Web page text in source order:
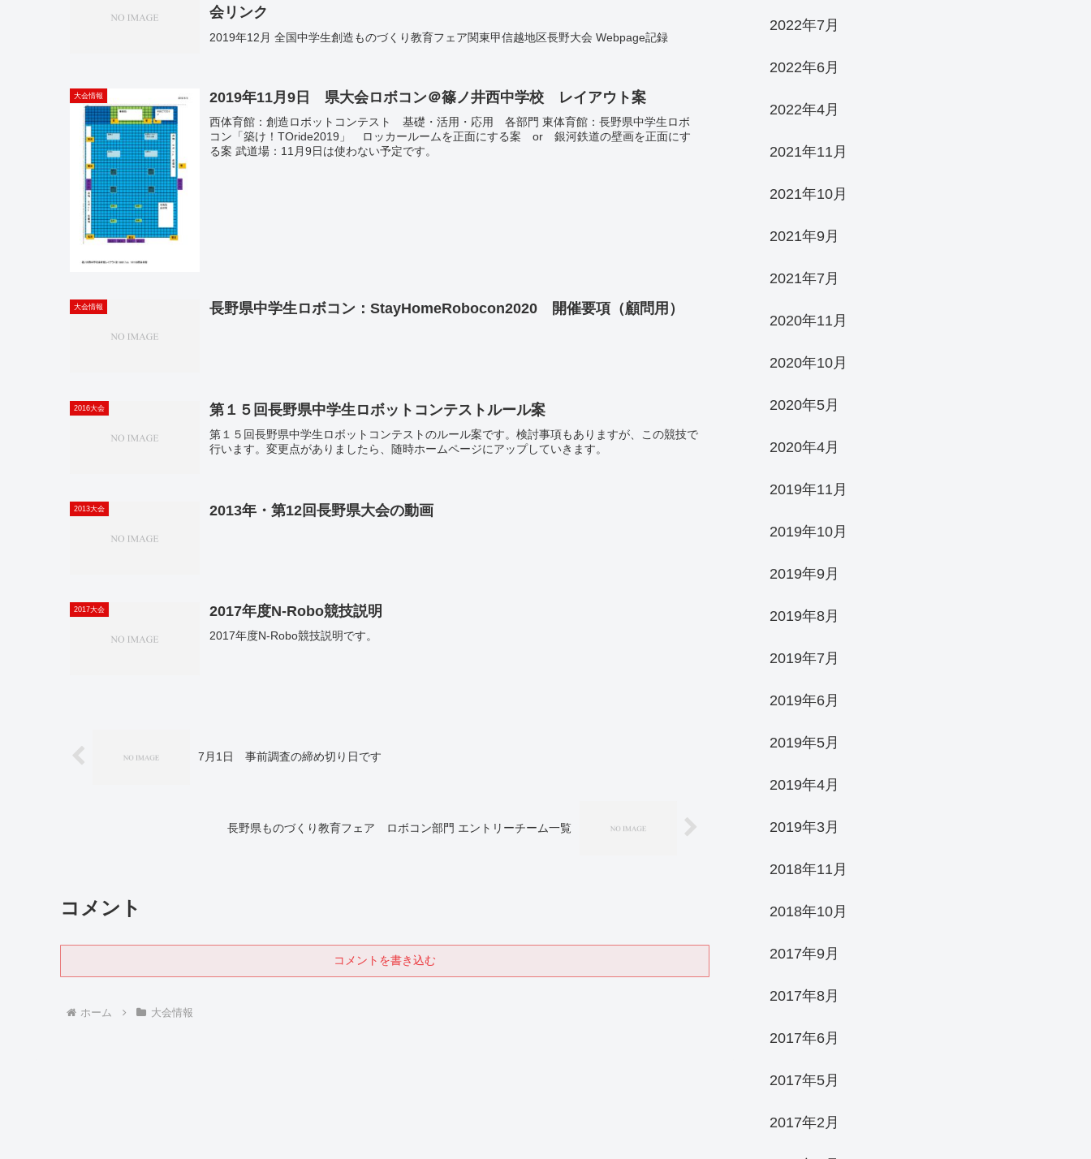
会リンク
2019年12月 全国中学生創造ものづくり教育フェア関東甲信越地区長野大会 Webpage記録
大会情報 2019年11月9日 県大会ロボコン＠篠ノ井西中学校 レイアウト案
西体育館：創造ロボットコンテスト 基礎・活用・応用 各部門 東体育館：長野県中学生ロボ
コン「築け！TOride2019」 ロッカールームを正面にする案 or 銀河鉄道の壁画を正面にす
る案 武道場：11月9日は使わない予定です。
大会情報 長野県中学生ロボコン：StayHomeRobocon2020 開催要項（顧問用）
2016大会 第１５回長野県中学生ロボットコンテストルール案
第１５回長野県中学生ロボットコンテストのルール案です。検討事項もありますが、この競技で
行います。変更点がありましたら、随時ホームページにアップしていきます。
2013大会 2013年・第12回長野県大会の動画
2017大会 2017年度N-Robo競技説明
2017年度N-Robo競技説明です。
7月1日 事前調査の締め切り日です
長野県ものづくり教育フェア ロボコン部門 エントリーチーム一覧
コメント
コメントを書き込む
ホーム 大会情報
2022年7月
2022年6月
2022年4月
2021年11月
2021年10月
2021年9月
2021年7月
2020年11月
2020年10月
2020年5月
2020年4月
2019年11月
2019年10月
2019年9月
2019年8月
2019年7月
2019年6月
2019年5月
2019年4月
2019年3月
2018年11月
2018年10月
2017年9月
2017年8月
2017年6月
2017年5月
2017年2月